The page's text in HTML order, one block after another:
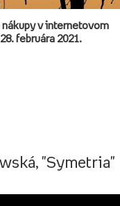
nákupy v internetovom
februára 2021.
"Symetria"